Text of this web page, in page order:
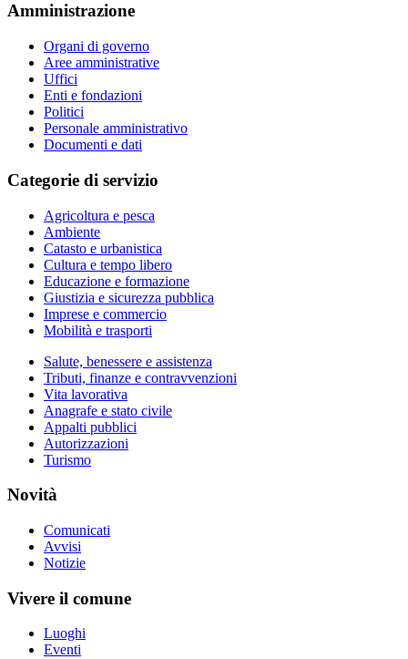
Amministrazione
Organi di governo
Aree amministrative
Uffici
Enti e fondazioni
Politici
Personale amministrativo
Documenti e dati
Categorie di servizio
Agricoltura e pesca
Ambiente
Catasto e urbanistica
Cultura e tempo libero
Educazione e formazione
Giustizia e sicurezza pubblica
Imprese e commercio
Mobilità e trasporti
Salute, benessere e assistenza
Tributi, finanze e contravvenzioni
Vita lavorativa
Anagrafe e stato civile
Appalti pubblici
Autorizzazioni
Turismo
Novità
Comunicati
Avvisi
Notizie
Vivere il comune
Luoghi
Eventi